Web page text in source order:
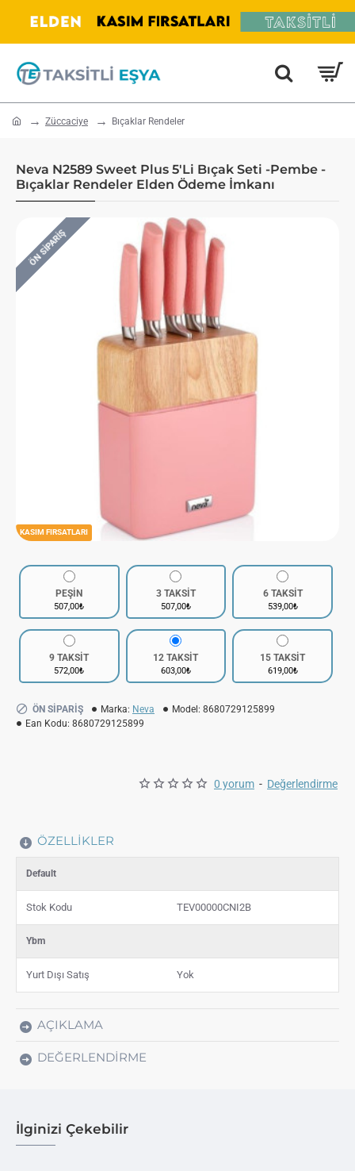
home Züccaciye Bıçaklar Rendeler
Neva N2589 Sweet Plus 5'Li Bıçak Seti -Pembe -
Bıçaklar Rendeler Elden Ödeme İmkanı
KASIM FIRSATLARI
ÖN SIPARIŞ
0 yorum - Değerlendirme
PEŞİN
507,00₺
3 TAKSİT
507,00₺
6 TAKSİT
539,00₺
9 TAKSİT
572,00₺
12 TAKSİT
603,00₺
15 TAKSİT
619,00₺
ÖN SIPARIŞ Marka: Neva Model: 8680729125899
Ean Kodu: 8680729125899
ÖZELLIKLER
Default
Stok Kodu TEV00000CNI2B
Ybm
Yurt Dışı Satış Yok
AÇIKLAMA
DEĞERLENDIRME
İlginizi Çekebilir